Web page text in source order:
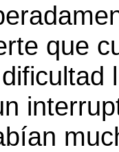
que